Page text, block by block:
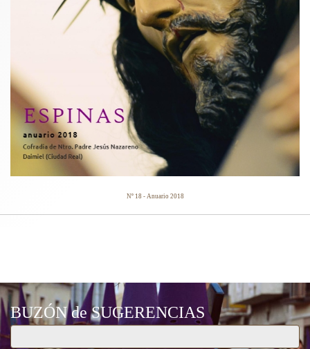
Nº 18 - Anuario 2018
BUZÓN de SUGERENCIAS